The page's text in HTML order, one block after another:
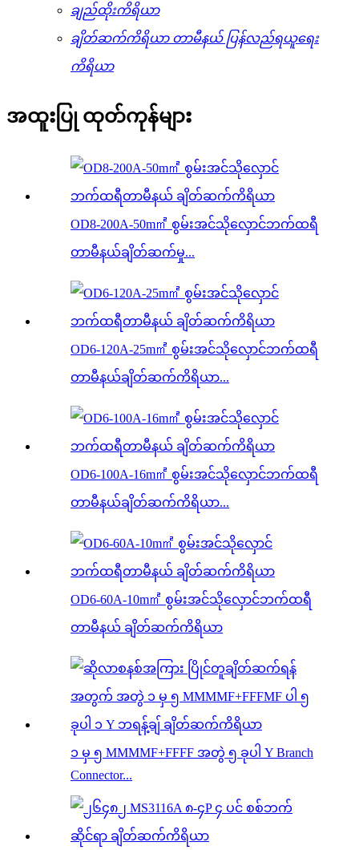
ချည်ထိုးကိရိယာ
ချိတ်ဆက်ကိရိယာ တာမီနယ် ပြန်လည်ရယူရေး
ကိရိယာ
အထူးပြု ထုတ်ကုန်များ
OD8-200A-50m㎡ စွမ်းအင်သိုလှောင်ဘက်ထရီ
တာမီနယ်ချိတ်ဆက်မှု...
OD6-120A-25m㎡ စွမ်းအင်သိုလှောင်ဘက်ထရီ
တာမီနယ်ချိတ်ဆက်ကိရိယာ...
OD6-100A-16m㎡ စွမ်းအင်သိုလှောင်ဘက်ထရီ
တာမီနယ်ချိတ်ဆက်ကိရိယာ...
OD6-60A-10m㎡ စွမ်းအင်သိုလှောင်ဘက်ထရီ
တာမီနယ် ချိတ်ဆက်ကိရိယာ
၁ မှ ၅ MMMMF+FFFF အတွဲ ၅ ခုပါ Y Branch
Connector...